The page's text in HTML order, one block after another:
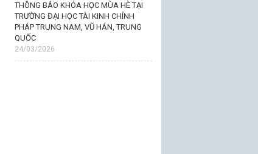
THÔNG BÁO KHÓA HỌC MÙA HÈ TẠI
TRƯỜNG ĐẠI HỌC TÀI KINH CHÍNH
PHÁP TRUNG NAM, VŨ HÁN, TRUNG
QUỐC
24/03/2026